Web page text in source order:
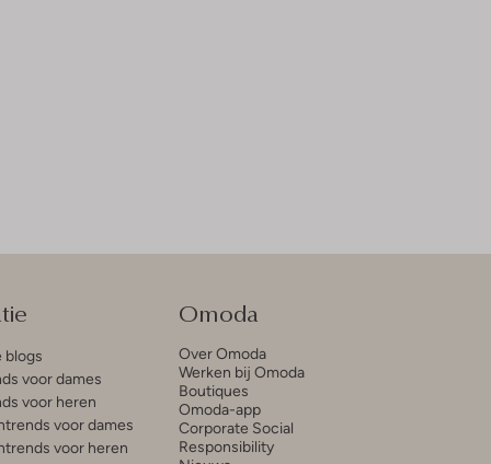
blogs
voor dames
voor heren
voor dames
voor heren
Omoda
Over Omoda
Werken bij Omoda
Boutiques
Omoda-app
Corporate Social
Responsibility